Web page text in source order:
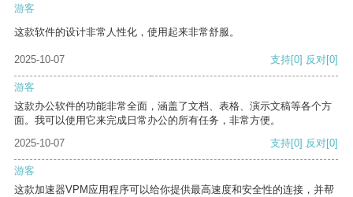
游客
这款软件的设计非常人性化，使用起来非常舒服。
2025-10-07 支持[0] 反对[0]
游客
这款办公软件的功能非常全面，涵盖了文档、表格、演示文稿等各个方
面。我可以使用它来完成日常办公的所有任务，非常方便。
2025-10-07
支持[0] 反对[0]
游客
这款加速器VPM应用程序可以给你提供最高速度和安全性的连接，并帮